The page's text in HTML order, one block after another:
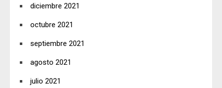
diciembre 2021
octubre 2021
septiembre 2021
agosto 2021
julio 2021